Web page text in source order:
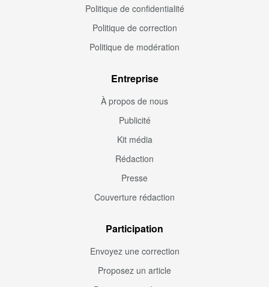
Politique de confidentialité
Politique de correction
Politique de modération
Entreprise
À propos de nous
Publicité
Kit média
Rédaction
Presse
Couverture rédaction
Participation
Envoyez une correction
Proposez un article